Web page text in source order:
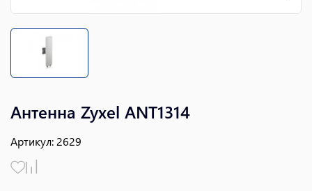
Антенна Zyxel ANT1314
Артикул: 2629